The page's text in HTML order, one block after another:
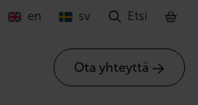
Ota yhteyttä
en sv Etsi